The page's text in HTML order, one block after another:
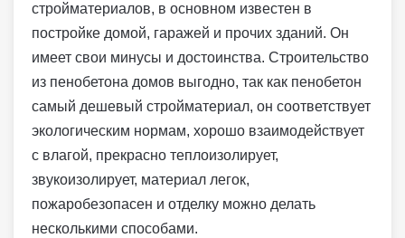
стройматериалов, в основном известен в
постройке домой, гаражей и прочих зданий. Он
имеет свои минусы и достоинства. Строительство
из пенобетона домов выгодно, так как пенобетон
самый дешевый стройматериал, он соответствует
экологическим нормам, хорошо взаимодействует
с влагой, прекрасно теплоизолирует,
звукоизолирует, материал легок,
пожаробезопасен и отделку можно делать
несколькими способами.